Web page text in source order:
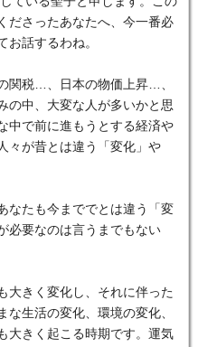
ださったあなたへ、今一番必
お話するわね。
関税…、日本の物価上昇…、
の中、大変な人が多いかと思
中で前に進もうとする経済や
々が昔とは違う「変化」や
なたも今まででとは違う「変
必要なのは言うまでもない
大きく変化し、それに伴った
な生活の変化、環境の変化、
大きく起こる時期です。運気